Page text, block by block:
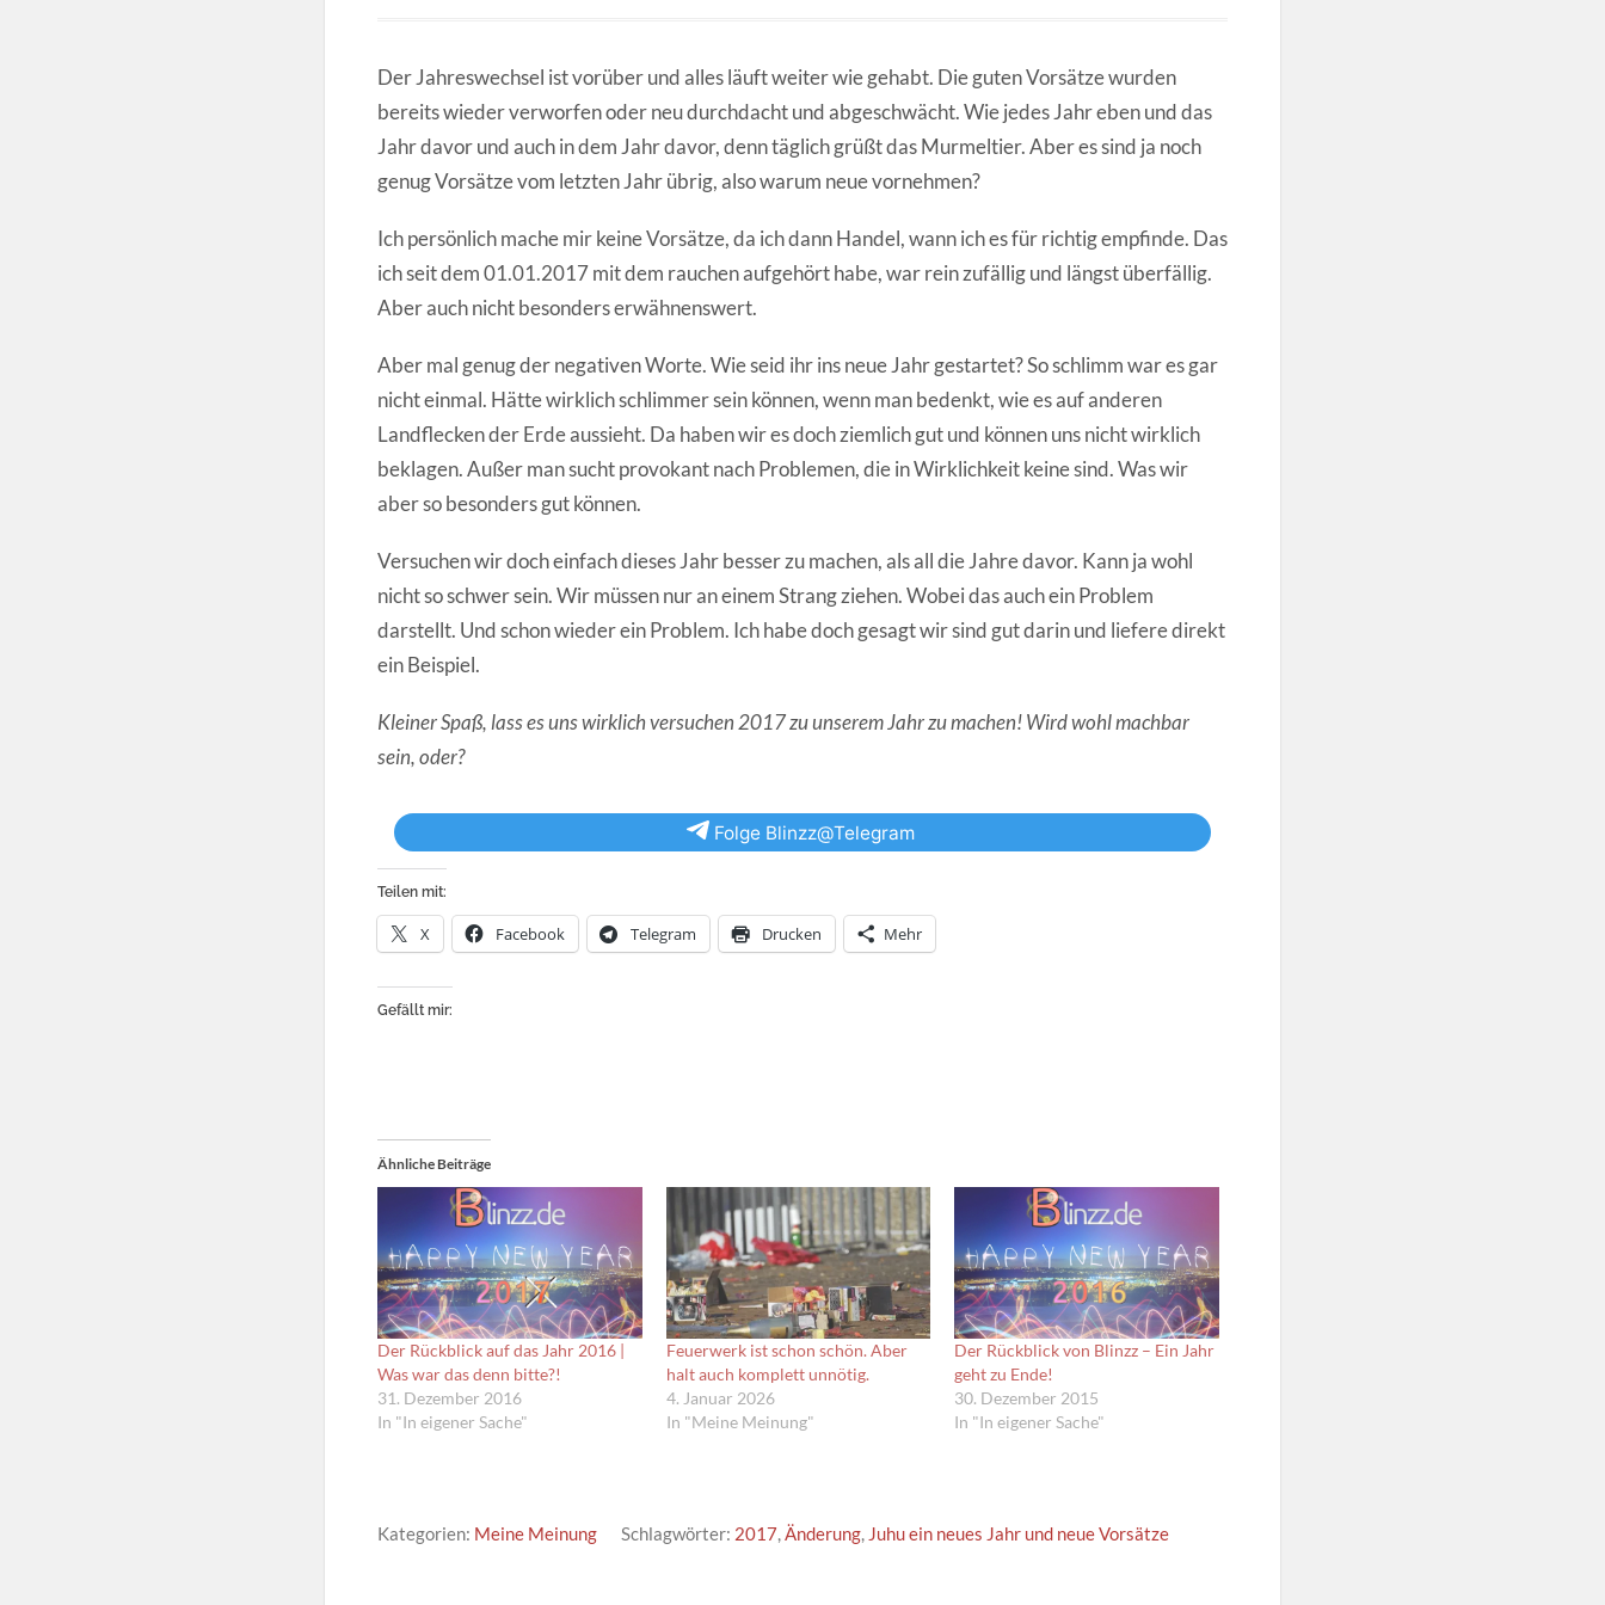
Der Jahreswechsel ist vorüber und alles läuft weiter wie gehabt. Die guten Vorsätze wurden
bereits wieder verworfen oder neu durchdacht und abgeschwächt. Wie jedes Jahr eben und das
Jahr davor und auch in dem Jahr davor, denn täglich grüßt das Murmeltier. Aber es sind ja noch
genug Vorsätze vom letzten Jahr übrig, also warum neue vornehmen?
Ich persönlich mache mir keine Vorsätze, da ich dann Handel, wann ich es für richtig empfinde. Das
ich seit dem 01.01.2017 mit dem rauchen aufgehört habe, war rein zufällig und längst überfällig.
Aber auch nicht besonders erwähnenswert.
Aber mal genug der negativen Worte. Wie seid ihr ins neue Jahr gestartet? So schlimm war es gar
nicht einmal. Hätte wirklich schlimmer sein können, wenn man bedenkt, wie es auf anderen
Landflecken der Erde aussieht. Da haben wir es doch ziemlich gut und können uns nicht wirklich
beklagen. Außer man sucht provokant nach Problemen, die in Wirklichkeit keine sind. Was wir
aber so besonders gut können.
Versuchen wir doch einfach dieses Jahr besser zu machen, als all die Jahre davor. Kann ja wohl
nicht so schwer sein. Wir müssen nur an einem Strang ziehen. Wobei das auch ein Problem
darstellt. Und schon wieder ein Problem. Ich habe doch gesagt wir sind gut darin und liefere direkt
ein Beispiel.
Kleiner Spaß, lass es uns wirklich versuchen 2017 zu unserem Jahr zu machen! Wird wohl machbar
sein, oder?
Folge Blinzz@Telegram
Teilen mit:
X Facebook Telegram Drucken Mehr
Gefällt mir:
Ähnliche Beiträge
Der Rückblick auf das Jahr 2016 |
Was war das denn bitte?!
31. Dezember 2016
In "In eigener Sache"
Feuerwerk ist schon schön. Aber
halt auch komplett unnötig.
4. Januar 2026
In "Meine Meinung"
Der Rückblick von Blinzz – Ein Jahr
geht zu Ende!
30. Dezember 2015
In "In eigener Sache"
Kategorien: Meine Meinung Schlagwörter: 2017,Änderung, Juhu ein neues Jahr und neue Vorsätze